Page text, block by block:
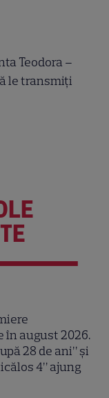
Teodora –
le transmiți
în august 2026.
28 de ani” și
4” ajung